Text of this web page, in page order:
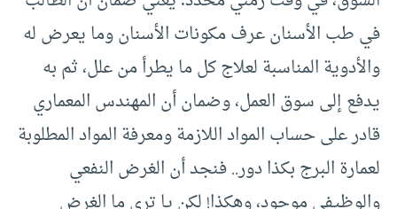
في طب الأسنان عرف مكونات الأسنان وما يعرض له
والأدوية المناسبة لعلاج كل ما يطرأ من علل، ثم به
يدفع إلى سوق العمل، وضمان أن المهندس المعماري
قادر على حساب المواد اللازمة ومعرفة المواد المطلوبة
لعمارة البرج بكذا دور.. فنجد أن الغرض النفعي